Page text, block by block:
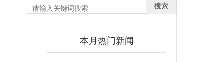
搜索
本月热门新闻